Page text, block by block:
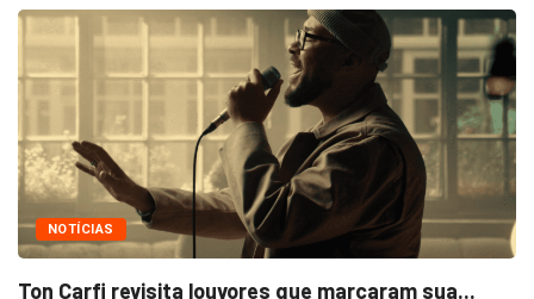
NOTÍCIAS
Ton Carfi revisita louvores que marcaram sua...